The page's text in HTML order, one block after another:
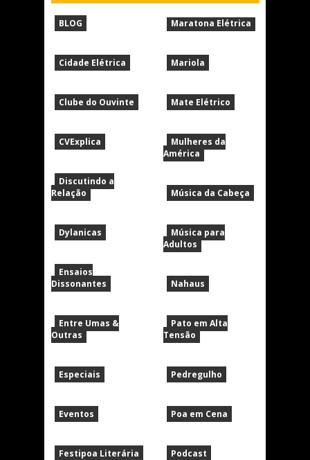
BLOG
Cidade Elétrica
Clube do Ouvinte
CVExplica
Discutindo a
Relação
Dylanicas
Ensaios
Dissonantes
Entre Umas &
Outras
Especiais
Eventos
Festipoa Literária
Maratona Elétrica
Mariola
Mate Elétrico
Mulheres da
América
Música da Cabeça
Música para
Adultos
Nahaus
Pato em Alta
Tensão
Pedregulho
Poa em Cena
Podcast